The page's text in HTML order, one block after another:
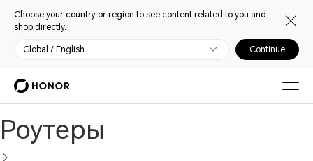
Choose your country or region to see content related to you and
shop directly.
Global / English Continue
Роутеры